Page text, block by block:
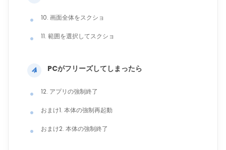
10. 画面全体をスクショ
11. 範囲を選択してスクショ
PCがフリーズしてしまったら
12. アプリの強制終了
おまけ1. 本体の強制再起動
おまけ2. 本体の強制終了